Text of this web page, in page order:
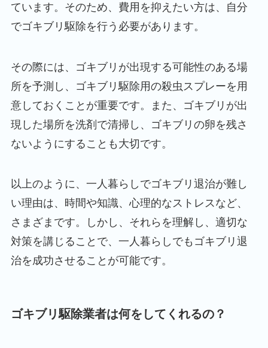
ています。そのため、費用を抑えたい方は、自分
でゴキブリ駆除を行う必要があります。
その際には、ゴキブリが出現する可能性のある場
所を予測し、ゴキブリ駆除用の殺虫スプレーを用
意しておくことが重要です。また、ゴキブリが出
現した場所を洗剤で清掃し、ゴキブリの卵を残さ
ないようにすることも大切です。
以上のように、一人暮らしでゴキブリ退治が難し
い理由は、時間や知識、心理的なストレスなど、
さまざまです。しかし、それらを理解し、適切な
対策を講じることで、一人暮らしでもゴキブリ退
治を成功させることが可能です。
ゴキブリ駆除業者は何をしてくれるの？